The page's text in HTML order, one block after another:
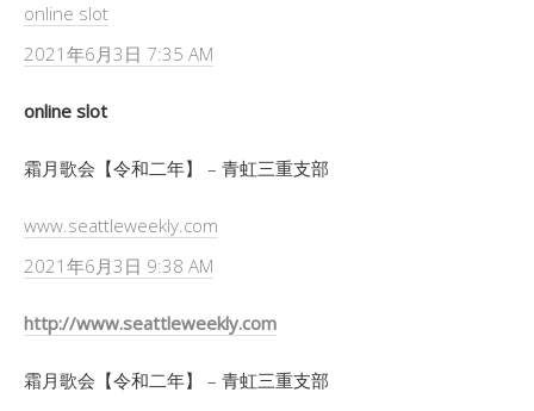
online slot
2021年6月3日 7:35 AM
online slot
霜月歌会【令和二年】 – 青虹三重支部
www.seattleweekly.com
2021年6月3日 9:38 AM
http://www.seattleweekly.com
霜月歌会【令和二年】 – 青虹三重支部